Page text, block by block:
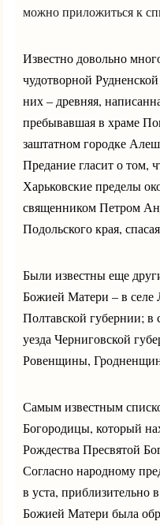
можно приложиться к
Известно довольно
чудотворной
них – древняя,
пребывавшая в храме
заштатном городке
Предание гласит о том,
Харьковские пределы
священником Петром
Подольского края,
Были известны еще
Божией Матери – в селе
Полтавской губернии; в
уезда Черниговской
Ровенщины,
Самым известным
Богородицы, который
Рождества Пресвятой
Согласно народному
в уста, приблизительно
Божией Матери была